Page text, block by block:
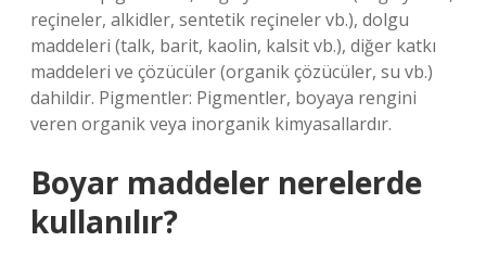
reçineler, alkidler, sentetik reçineler vb.), dolgu
maddeleri (talk, barit, kaolin, kalsit vb.), diğer katkı
maddeleri ve çözücüler (organik çözücüler, su vb.)
dahildir. Pigmentler: Pigmentler, boyaya rengini
veren organik veya inorganik kimyasallardır.
Boyar maddeler nerelerde
kullanılır?